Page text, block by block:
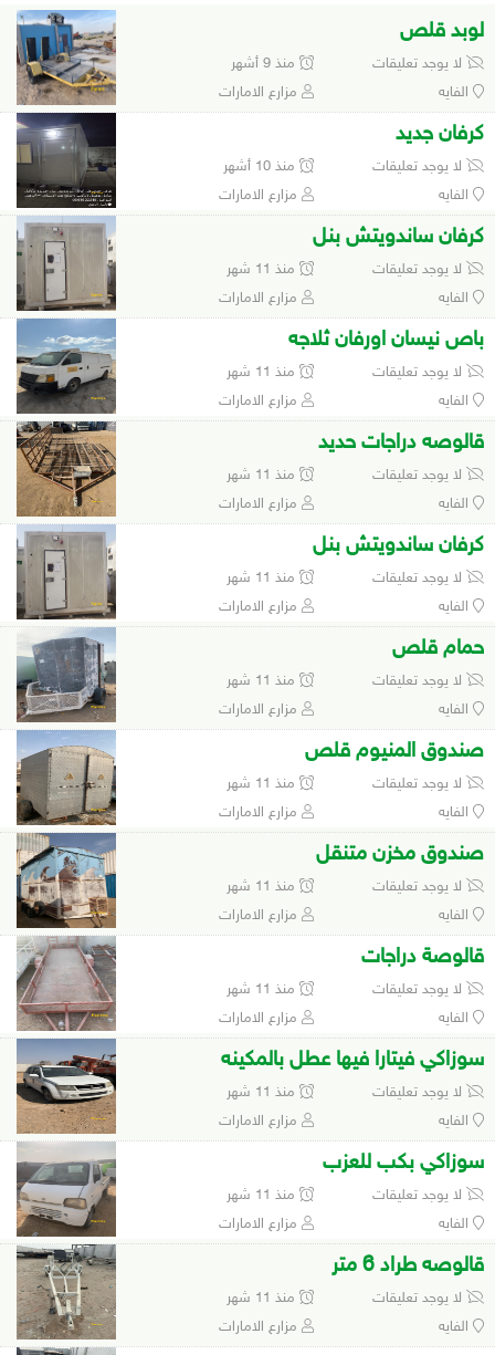
لوبد قلص
لا يوجد تعليقات
منذ 9 أشهر
الفايه
مزارع الامارات
كرفان جديد
لا يوجد تعليقات
منذ 10 أشهر
الفايه
مزارع الامارات
كرفان ساندويتش بنل
لا يوجد تعليقات
منذ 11 شهر
الفايه
مزارع الامارات
باص نيسان اورفان ثلاجه
لا يوجد تعليقات
منذ 11 شهر
الفايه
مزارع الامارات
قالوصه دراجات حديد
لا يوجد تعليقات
منذ 11 شهر
الفايه
مزارع الامارات
كرفان ساندويتش بنل
لا يوجد تعليقات
منذ 11 شهر
الفايه
مزارع الامارات
حمام قلص
لا يوجد تعليقات
منذ 11 شهر
الفايه
مزارع الامارات
صندوق المنيوم قلص
لا يوجد تعليقات
منذ 11 شهر
الفايه
مزارع الامارات
صندوق مخزن متنقل
لا يوجد تعليقات
منذ 11 شهر
الفايه
مزارع الامارات
قالوصة دراجات
لا يوجد تعليقات
منذ 11 شهر
الفايه
مزارع الامارات
سوزاكي فيتارا فيها عطل بالمكينه
لا يوجد تعليقات
منذ 11 شهر
الفايه
مزارع الامارات
سوزاكي بكب للعزب
لا يوجد تعليقات
منذ 11 شهر
الفايه
مزارع الامارات
قالوصه طراد 6 متر
لا يوجد تعليقات
منذ 11 شهر
الفايه
مزارع الامارات